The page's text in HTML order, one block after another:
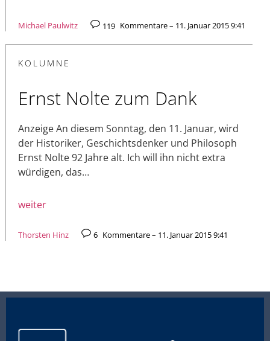
Michael Paulwitz 119 Kommentare – 11. Januar 2015 9:41
KOLUMNE
Ernst Nolte zum Dank
Anzeige An diesem Sonntag, den 11. Januar, wird
der Historiker, Geschichtsdenker und Philosoph
Ernst Nolte 92 Jahre alt. Ich will ihn nicht extra
würdigen, das…
weiter
Thorsten Hinz 6 Kommentare – 11. Januar 2015 9:41